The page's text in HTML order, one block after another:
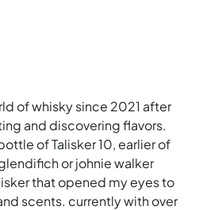
of whisky since 2021 after
and discovering flavors.
of Talisker 10, earlier of
or johnie walker
that opened my eyes to
scents. currently with over